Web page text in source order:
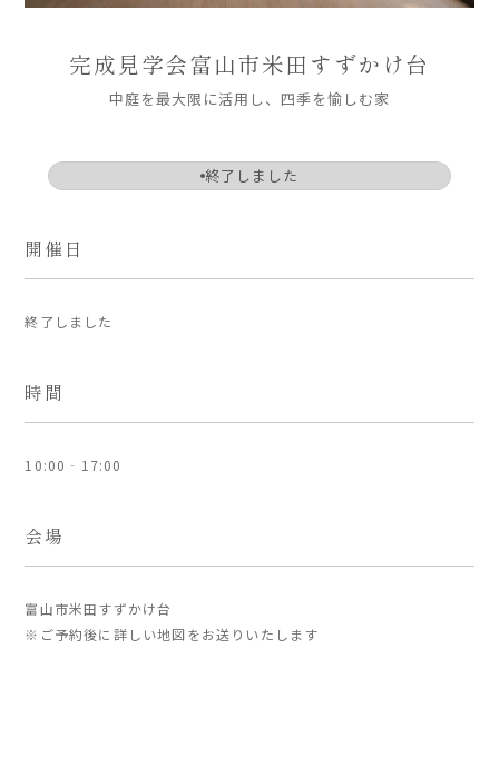
- ARS WAY
- 設計コンセプト
- 空間デザイン
- 外構デザイン
性能
- 高断熱性能
よくあるご質問
企業情報
完成見学会富山市米田すずかけ台
中庭を最大限に活用し、四季を愉しむ家
終了しました
開催日
終了しました
時間
10:00‐17:00
会場
富山市米田すずかけ台
※ご予約後に詳しい地図をお送りいたします